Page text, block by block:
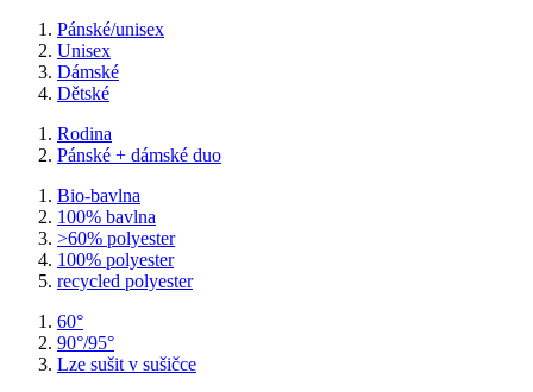
Pánské/unisex
Unisex
Dámské
Dětské
Rodina
Pánské + dámské duo
Bio-bavlna
100% bavlna
>60% polyester
100% polyester
recycled polyester
60°
90°/95°
Lze sušit v sušičce